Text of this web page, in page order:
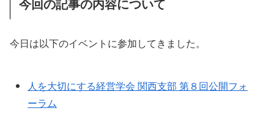
今日は以下のイベントに参加してきました。
人を大切にする経営学会 関西支部 第８回公開フォ
ーラム